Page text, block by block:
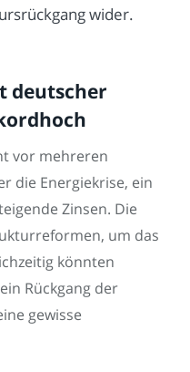
wider.
deutscher
vor mehreren
die Energiekrise, ein
Zinsen. Die
um das
könnten
Rückgang der
gewisse